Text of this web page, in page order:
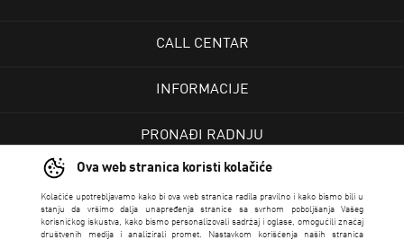
Ova web stranica koristi kolačiće
Kolačiće upotrebljavamo kako bi ova web stranica radila pravilno i kako bismo bili u
stanju da vršimo dalja unapređenja stranice sa svrhom poboljšanja Vašeg
korisničkog iskustva, kako bismo personalizovali sadržaj i oglase, omogućili značaj
društvenih medija i analizirali promet. Nastavkom korišćenja naših stranica
CALL CENTAR
INFORMACIJE
PRONAĐI RADNJU
USLOVI PRODAJE